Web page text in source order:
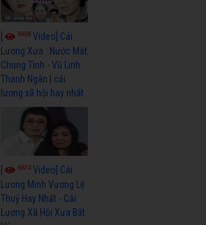
6908Video] Cải
Lương Xưa : Nước Mắt
Chung Tình - Vũ Linh
Thanh Ngân | cải
lương xã hội hay nhất
6674Video] Cải
Lương Minh Vương Lệ
Thuỷ Hay Nhất - Cải
Lương Xã Hội Xưa Bất